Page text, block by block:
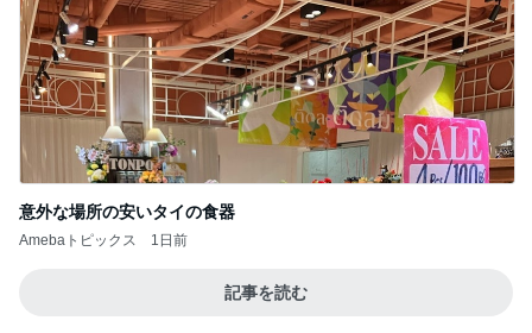
意外な場所の安いタイの食器
Amebaトピックス 1日前
記事を読む